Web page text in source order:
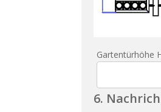
Gartentürhöhe
6.